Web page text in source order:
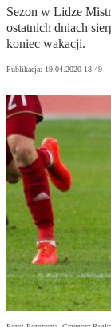
Sezon w Lidze
ostatnich dniach
koniec wakacji.
Publikacja: 19.04.2020 18:49